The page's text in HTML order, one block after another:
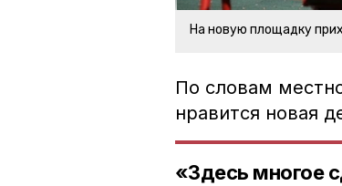
На новую площадку
По словам
нравится новая
«Здесь многое